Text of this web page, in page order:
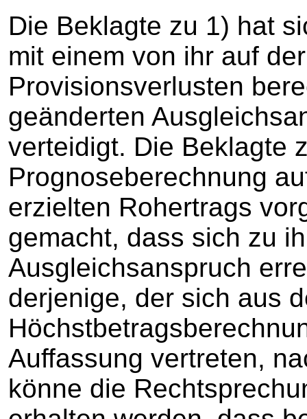
Die Beklagte zu 1) hat
mit einem von ihr auf
Provisionsverlusten
geänderten
verteidigt. Die Beklagte
Prognoseberechnung
erzielten Rohertrags
gemacht, dass sich zu
Ausgleichsanspruch
derjenige, der sich aus
Auffassung vertreten,
könne die